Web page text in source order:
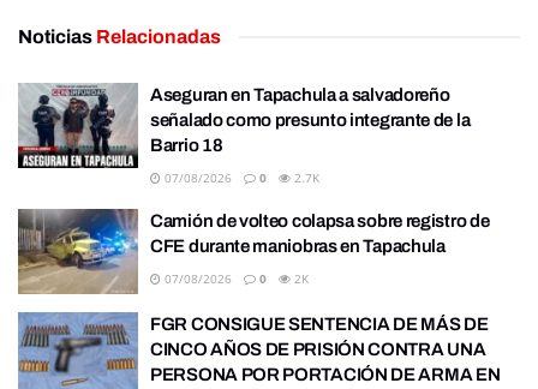
Noticias Relacionadas
Aseguran en Tapachula a salvadoreño
señalado como presunto integrante de la
Barrio 18
07/08/2026 0 2.7K
Camión de volteo colapsa sobre registro de
CFE durante maniobras en Tapachula
07/08/2026 0 2K
FGR CONSIGUE SENTENCIA DE MÁS DE
CINCO AÑOS DE PRISIÓN CONTRA UNA
PERSONA POR PORTACIÓN DE ARMA EN